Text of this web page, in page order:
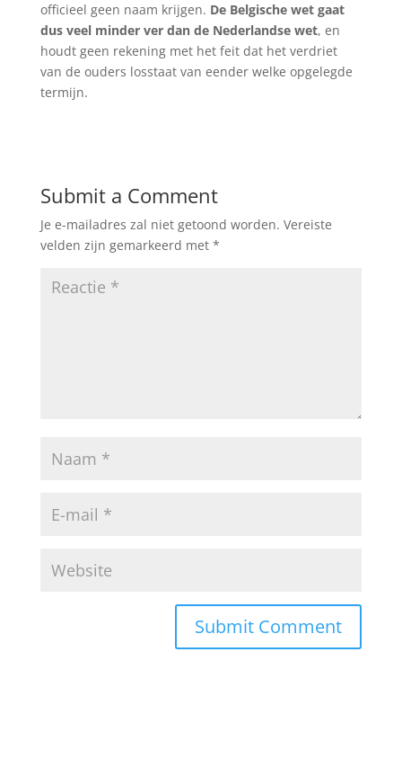
officieel geen naam krijgen. De Belgische wet gaat
dus veel minder ver dan de Nederlandse wet, en
houdt geen rekening met het feit dat het verdriet
van de ouders losstaat van eender welke opgelegde
termijn.
Submit a Comment
Je e-mailadres zal niet getoond worden. Vereiste
velden zijn gemarkeerd met *